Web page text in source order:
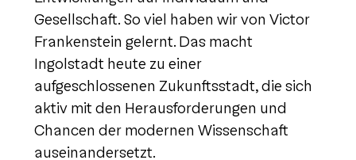
Gesellschaft. So viel haben wir von Victor
Frankenstein gelernt. Das macht
Ingolstadt heute zu einer
aufgeschlossenen Zukunftsstadt, die sich
aktiv mit den Herausforderungen und
Chancen der modernen Wissenschaft
auseinandersetzt.